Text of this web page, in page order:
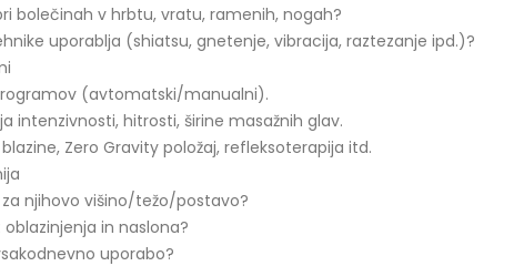
bolečinah v hrbtu, vratu, ramenih, nogah?
uporablja (shiatsu, gnetenje, vibracija, raztezanje ipd.)?
(avtomatski/manualni).
intenzivnosti, hitrosti, širine masažnih glav.
Zero Gravity položaj, refleksoterapija itd.
njihovo višino/težo/postavo?
in naslona?
uporabo?